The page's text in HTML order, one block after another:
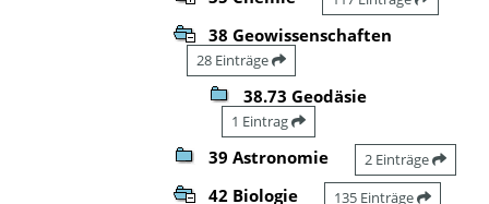
38 Geowissenschaften
28 Einträge
38.73 Geodäsie
1 Eintrag
39 Astronomie 2 Einträge
42 Biologie 135 Einträge